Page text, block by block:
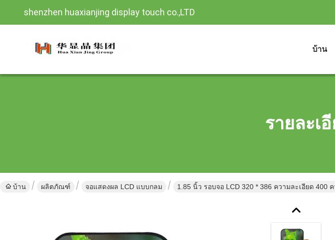
shenzhen huaxianjing display touch co.,LTD
บ้าน
รายละเ
บ้าน ผลิตภัณฑ์ จอแสดงผล LCD แบบกลม 1.85 นิ้ว รอบจอ LCD 320 * 386 ความละเอียด 400